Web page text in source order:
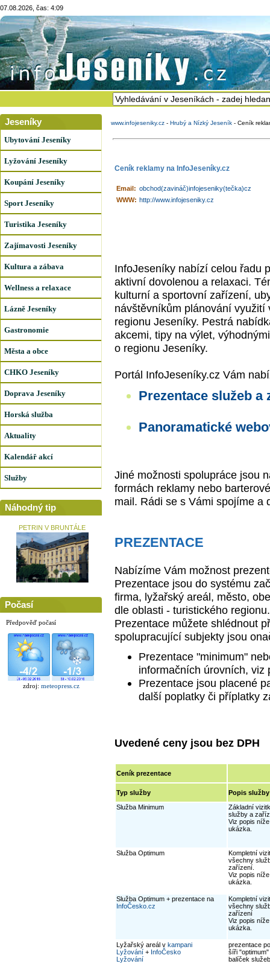
07.08.2026, čas: 4:09
Jeseníky
Ubytování Jeseníky
Lyžování Jeseníky
Koupání Jeseníky
Sport Jeseníky
Turistika Jeseníky
Zajímavosti Jeseníky
Kultura a zábava
Wellness a relaxace
Lázně Jeseníky
Gastronomie
Města a obce
CHKO Jeseníky
Doprava Jeseníky
Horská služba
Aktuality
Kalendář akcí
Služby
Náhodný tip
PETRIN V BRUNTÁLE
Počasí
Předpověď počasí
zdroj: meteopress.cz
www.infojeseniky.cz - Hrubý a Nízký Jeseník - Ceník
Ceník reklamy na InfoJeseníky.cz
Email: obchod(zavináč)infojeseniky(tečka)cz
WWW: http://www.infojeseniky.cz
InfoJeseníky nabízí celou řadu
aktivní dovolenou a relaxaci.
kulturní a sportovní zařízení,
návštěvníkům plánování
regionu Jeseníky. Pestrá
akcemi, tipy na výlet,
o regionu Jeseníky.
Portál InfoJeseníky.cz Vám
Prezentace služeb a
Panoramatické
Jiné možnosti spolupráce jsou
formách reklamy nebo
mail. Rádi se s Vámi spojíme a
PREZENTACE
Nabízíme Vám možnost
Prezentace jsou do systému
firma, lyžařský areál, město,
dle oblasti - turistického regionu.
Prezentace můžete shlédnout
spolupracující subjekty jsou
Prezentace "minimum"
informačních úrovních, viz
Prezentace jsou placené
další poplatky či příplatky
Uvedené ceny jsou bez DPH
Ceník prezentace
Typ služby
Popis služby
Služba Minimum
Základní
služby a
Viz popis
ukázka.
Služba Optimum
Kompletní
všechny
zařízení.
Viz popis
ukázka.
Služba Optimum + prezentace na
InfoČesko.cz
Kompletní
všechny
zařízení
Viz popis
ukázka.
Lyžařský areál v kampani
Lyžování + InfoČesko
Lyžování
prezentace
šíři "optimum"
balíček služeb